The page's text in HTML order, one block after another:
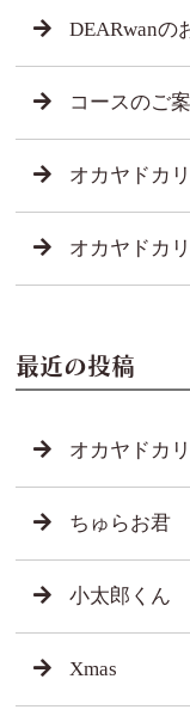
DEARwanの
コースのご
オカヤドカリ
オカヤドカ
最近の投稿
オカヤドカ
ちゅらお君
小太郎くん
Xmas